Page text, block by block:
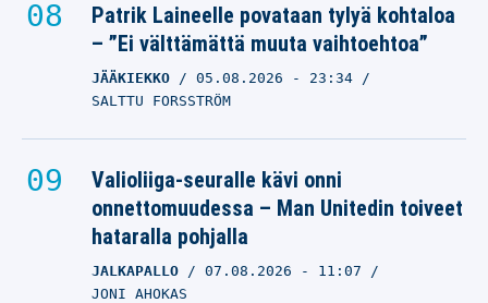
Patrik Laineelle povataan tylyä kohtaloa
– ”Ei välttämättä muuta vaihtoehtoa”
JÄÄKIEKKO 05.08.2026 - 23:34
SALTTU FORSSTRÖM
Valioliiga-seuralle kävi onni
onnettomuudessa – Man Unitedin toiveet
hataralla pohjalla
JALKAPALLO 07.08.2026 - 11:07
JONI AHOKAS